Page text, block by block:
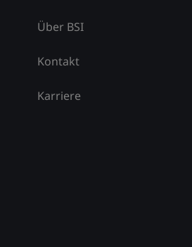
Über BSI
Kontakt
Karriere